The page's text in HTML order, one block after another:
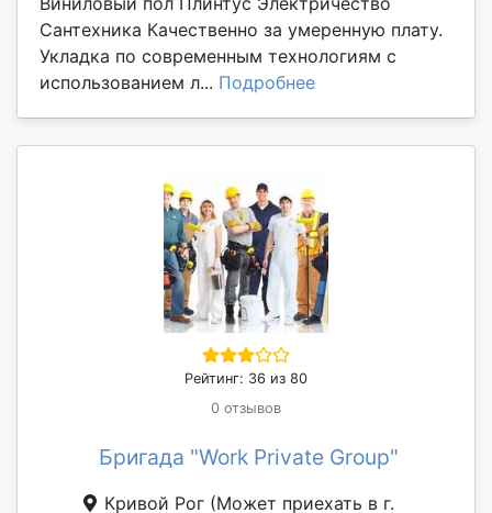
Сантехника Качественно за умеренную плату.
Укладка по современным технологиям с
использованием л... Подробнее
Рейтинг: 36 из 80
0 отзывов
Бригада "Work Private Group"
Кривой Рог (Может приехать в г.